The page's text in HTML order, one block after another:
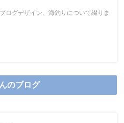
ログデザイン、海釣りについて綴りま
のブログ